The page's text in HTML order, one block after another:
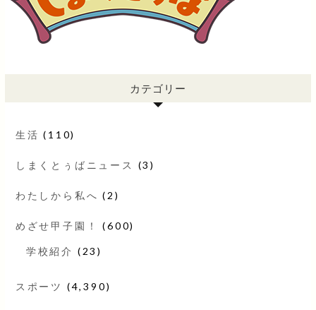
カテゴリー
生活 (110)
しまくとぅばニュース (3)
わたしから私へ (2)
めざせ甲子園！ (600)
学校紹介 (23)
スポーツ (4,390)